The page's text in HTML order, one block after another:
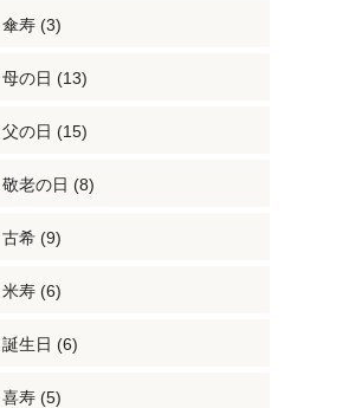
傘寿 (3)
母の日 (13)
父の日 (15)
敬老の日 (8)
古希 (9)
米寿 (6)
誕生日 (6)
喜寿 (5)